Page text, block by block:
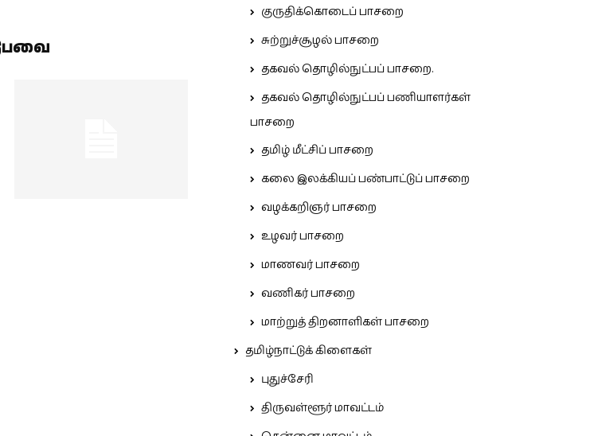
குருதிக்கொடைப் பாசறை
சுற்றுச்சூழல் பாசறை
தகவல் தொழில்நுட்பப் பாசறை.
தகவல் தொழில்நுட்பப் பணியாளர்கள்
பாசறை
தமிழ் மீட்சிப் பாசறை
கலை இலக்கியப் பண்பாட்டுப் பாசறை
வழக்கறிஞர் பாசறை
உழவர் பாசறை
மாணவர் பாசறை
வணிகர் பாசறை
மாற்றுத் திறனாளிகள் பாசறை
தமிழ்நாட்டுக் கிளைகள்
புதுச்சேரி
திருவள்ளூர் மாவட்டம்